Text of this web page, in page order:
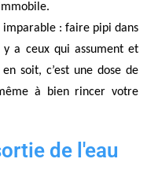
: faire pipi dans
a ceux qui assument et
soit, c’est une dose de
à bien rincer votre
de l'eau